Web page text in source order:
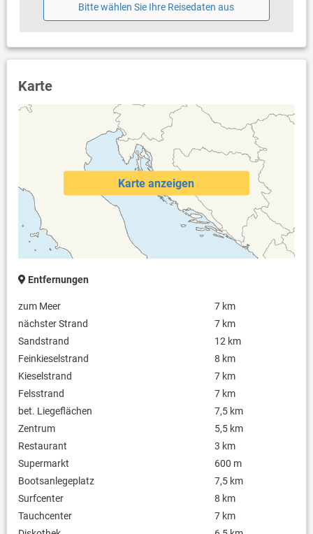
Bitte wählen Sie Ihre Reisedaten aus
Karte
Karte anzeigen
Entfernungen
zum Meer
7 km
nächster Strand
7 km
Sandstrand
12 km
Feinkieselstrand
8 km
Kieselstrand
7 km
Felsstrand
7 km
bet. Liegeflächen
7,5 km
Zentrum
5,5 km
Restaurant
3 km
Supermarkt
600 m
Bootsanlegeplatz
7,5 km
Surfcenter
8 km
Tauchcenter
7 km